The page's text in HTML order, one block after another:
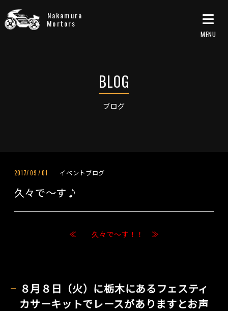
Nakamura
Mortors
ブログ
久々で～す♪
2017/ 09 /01 イベントブログ
≪ 久々で～す！！ ≫
８月８日（火）に栃木にあるフェスティ
カサーキットでレースがありますとお声